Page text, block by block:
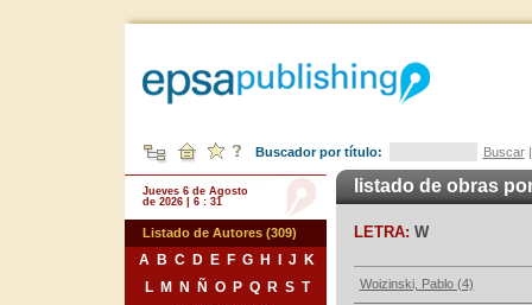
Buscador por título: Buscar
Jueves 6 de Agosto
de 2026 | 6 : 31
Listado de Autores (309)
A B C D E F G H J
K
L
M N Ñ O P Q R S T
listado de obras
LETRA: W
Woizinski, Pablo (4)